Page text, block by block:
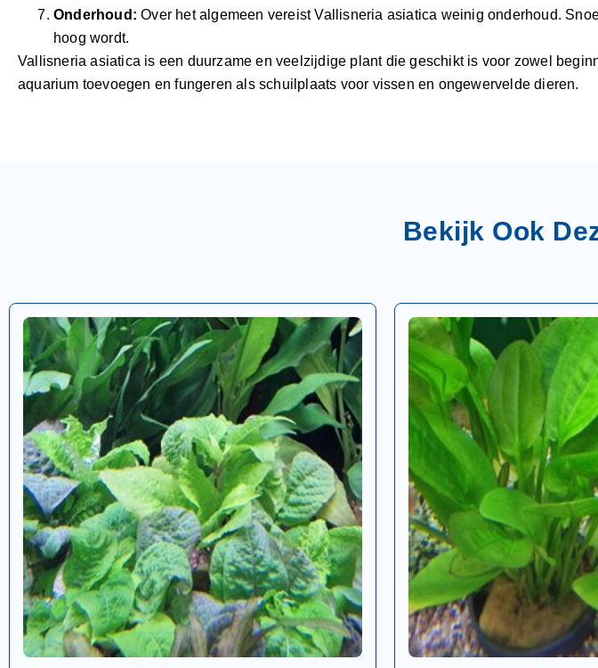
Onderhoud: Over het algemeen vereist Vallisneria asiatica weinig onderhoud.
hoog wordt.
Vallisneria asiatica is een duurzame en veelzijdige plant die geschikt is voor zowel
aquarium toevoegen en fungeren als schuilplaats voor vissen en ongewervelde dieren.